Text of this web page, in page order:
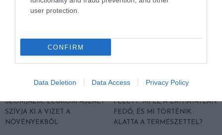
user protection.
CONFIRM
Data Deletion Data Access Privacy Policy
SZOMJAZIK: LÉGKÖRI ASZÁLY
SZÍVJA KI A VIZET A
NÖVÉNYEKBŐL
FELETT: MI EZ A LÁTHATATLAN
FEDŐ, ÉS MI TÖRTÉNIK
ALATTA A TERMÉSZETTEL?